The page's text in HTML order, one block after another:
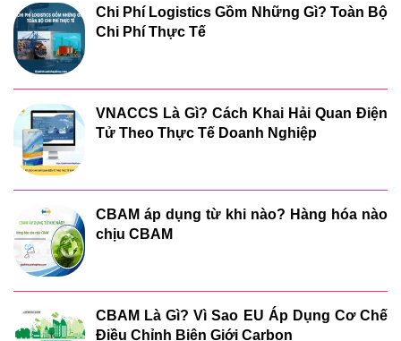
Chi Phí Logistics Gồm Những Gì? Toàn Bộ
Chi Phí Thực Tế
VNACCS Là Gì? Cách Khai Hải Quan Điện
Tử Theo Thực Tế Doanh Nghiệp
CBAM áp dụng từ khi nào? Hàng hóa nào
chịu CBAM
CBAM Là Gì? Vì Sao EU Áp Dụng Cơ Chế
Điều Chỉnh Biên Giới Carbon